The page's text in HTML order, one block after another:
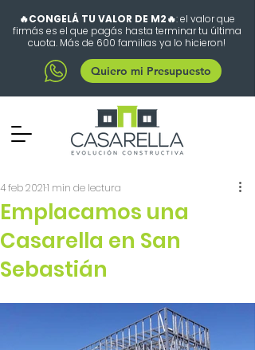
🔥CONGELÁ TU VALOR DE M2🔥: el valor que
firmás es el que pagás hasta terminar tu última
cuota. Más de 600 familias ya lo hicieron!
Quiero mi Presupuesto
Emplacamos una
Casarella en San
Sebastián
4 feb 20211 min de lectura